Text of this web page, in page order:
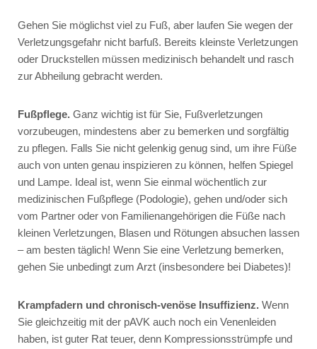
Gehen Sie möglichst viel zu Fuß, aber laufen Sie wegen der
Verletzungsgefahr nicht barfuß. Bereits kleinste Verletzungen
oder Druckstellen müssen medizinisch behandelt und rasch
zur Abheilung gebracht werden.
Fußpflege. Ganz wichtig ist für Sie, Fußverletzungen
vorzubeugen, mindestens aber zu bemerken und sorgfältig
zu pflegen. Falls Sie nicht gelenkig genug sind, um ihre Füße
auch von unten genau inspizieren zu können, helfen Spiegel
und Lampe. Ideal ist, wenn Sie einmal wöchentlich zur
medizinischen Fußpflege (Podologie), gehen und/oder sich
vom Partner oder von Familienangehörigen die Füße nach
kleinen Verletzungen, Blasen und Rötungen absuchen lassen
– am besten täglich! Wenn Sie eine Verletzung bemerken,
gehen Sie unbedingt zum Arzt (insbesondere bei Diabetes)!
Krampfadern und chronisch-venöse Insuffizienz. Wenn
Sie gleichzeitig mit der pAVK auch noch ein Venenleiden
haben, ist guter Rat teuer, denn Kompressionsstrümpfe und